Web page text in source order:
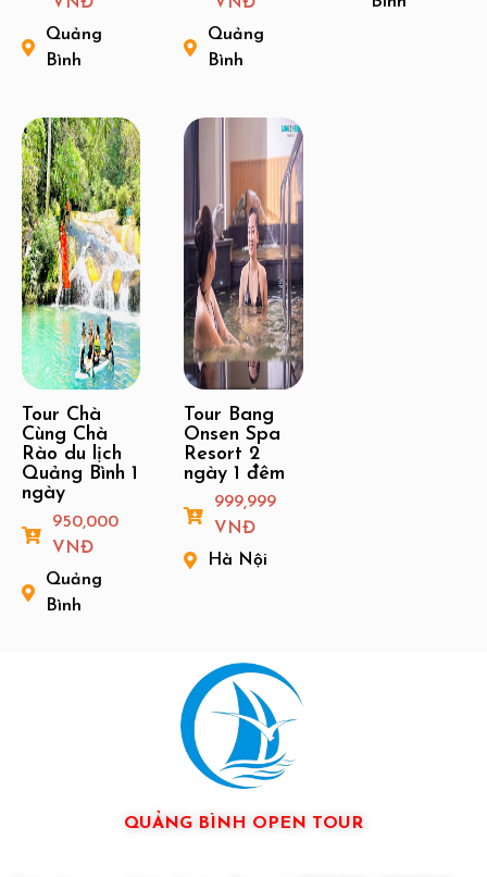
VNĐ
Quảng
Bình
VNĐ
Quảng
Bình
Tour Chà
Cùng Chà
Rào du lịch
Quảng Bình 1
ngày
950,000
VNĐ
Quảng
Bình
Tour Bang
Onsen Spa
Resort 2
ngày 1 đêm
999,999
VNĐ
Hà Nội
QUẢNG BÌNH OPEN TOUR